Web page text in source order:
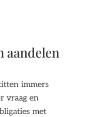
aandelen
immers
vraag en
met